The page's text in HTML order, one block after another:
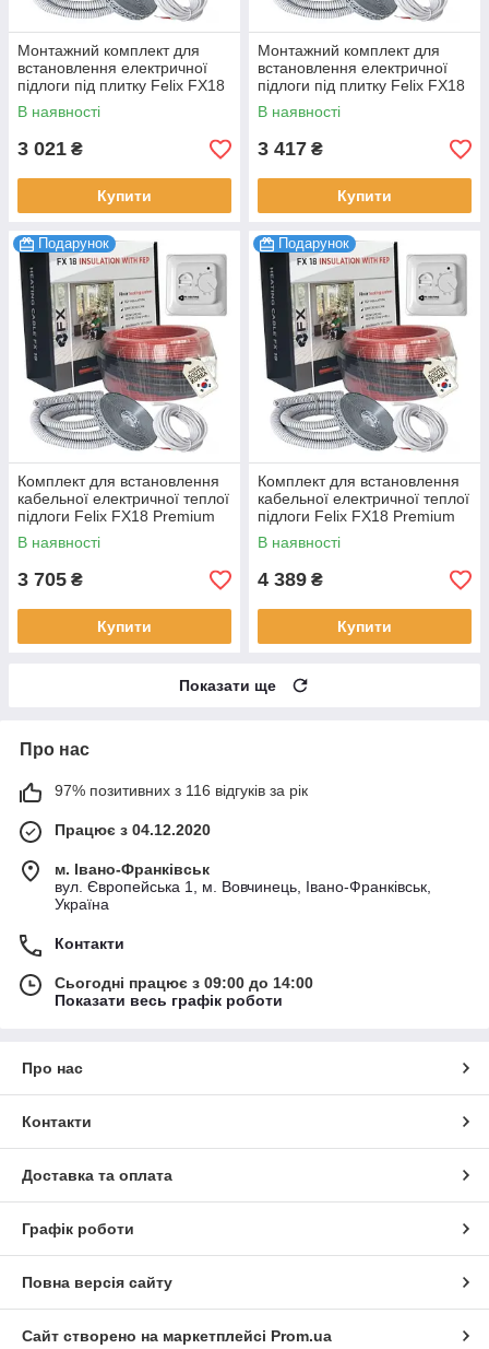
Монтажний комплект для
встановлення електричної
підлоги під плитку Felix FX18
Premium 540 Вт 3.0-3.6 м2,
30 м
В наявності
3 021 ₴
Купити
Монтажний комплект для
встановлення електричної
підлоги під плитку Felix FX18
Premium 630 Вт 3.5-4.2 м2,
35 м
В наявності
3 417 ₴
Купити
Подарунок
Комплект для встановлення
кабельної електричної теплої
підлоги Felix FX18 Premium
720 Вт 4.0-4.8 м2, 40 м
В наявності
3 705 ₴
Купити
Подарунок
Комплект для встановлення
кабельної електричної теплої
підлоги Felix FX18 Premium
900 Вт 5.0-6.0 м2, 50 м
В наявності
4 389 ₴
Купити
Показати ще
Про нас
97% позитивних з 116 відгуків за рік
Працює з 04.12.2020
м. Івано-Франківськ
вул. Європейська 1, м. Вовчинець, Івано-Франківськ,
Україна
Контакти
Сьогодні працює з 09:00 до 14:00
Показати весь графік роботи
Про нас
Контакти
Доставка та оплата
Графік роботи
Повна версія сайту
Сайт створено на маркетплейсі Prom.ua